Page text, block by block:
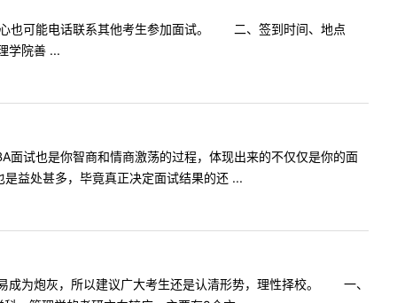
也可能电话联系其他考生参加面试。 二、签到时间、地点
学院善 ...
试也是你智商和情商激荡的过程，体现出来的不仅仅是你的面
益处甚多，毕竟真正决定面试结果的还 ...
成为炮灰，所以建议广大考生还是认清形势，理性择校。 一、